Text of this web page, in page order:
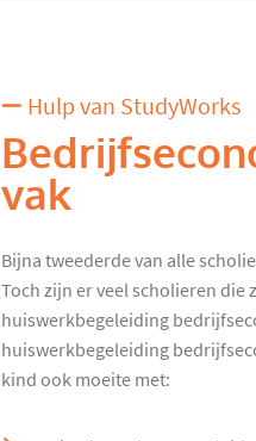
Hulp van StudyWorks
vak
Bijna tweederde van alle
Toch zijn er veel scholieren die
huiswerkbegeleiding
huiswerkbegeleiding
kind ook moeite met: